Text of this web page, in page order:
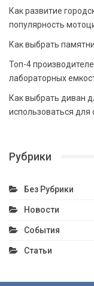
Как развитие
популярность
Как выбрать
Топ-4
лабораторных
Как выбрать диван
использоваться для
Рубрики
Без Рубрики
Новости
События
Статьи